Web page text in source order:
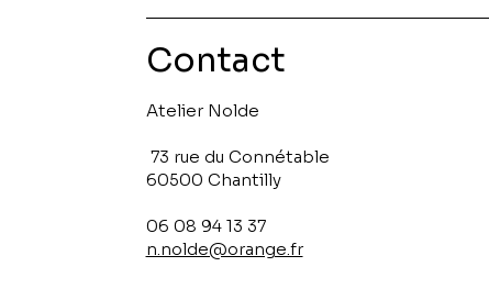
Contact
Atelier Nolde
73 rue du Connétable
60500 Chantilly
06 08 94 13 37
n.nolde@orange.fr